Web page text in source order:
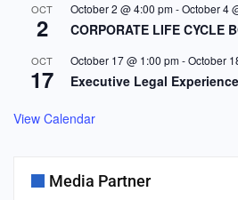
OCT
2
October 2 @ 4:00 pm-October 4
CORPORATE LIFE CYCLE
OCT
17
October 17 @ 1:00 pm-October
Executive Legal
View Calendar
Media Partner